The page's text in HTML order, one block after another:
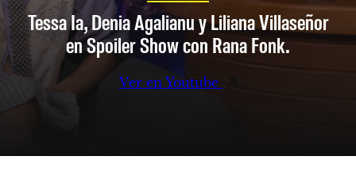
Tessa Ia, Denia Agalianu y Liliana Villaseñor
en Spoiler Show con Rana Fonk.
Ver en Youtube